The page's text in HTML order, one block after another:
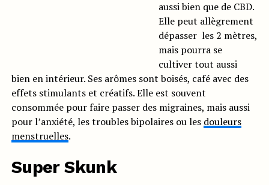
aussi bien que de CBD.
Elle peut allègrement
dépasser les 2 mètres,
mais pourra se
cultiver tout aussi
bien en intérieur. Ses arômes sont boisés, café avec des
effets stimulants et créatifs. Elle est souvent
consommée pour faire passer des migraines, mais aussi
pour l’anxiété, les troubles bipolaires ou les douleurs
menstruelles.
Super Skunk